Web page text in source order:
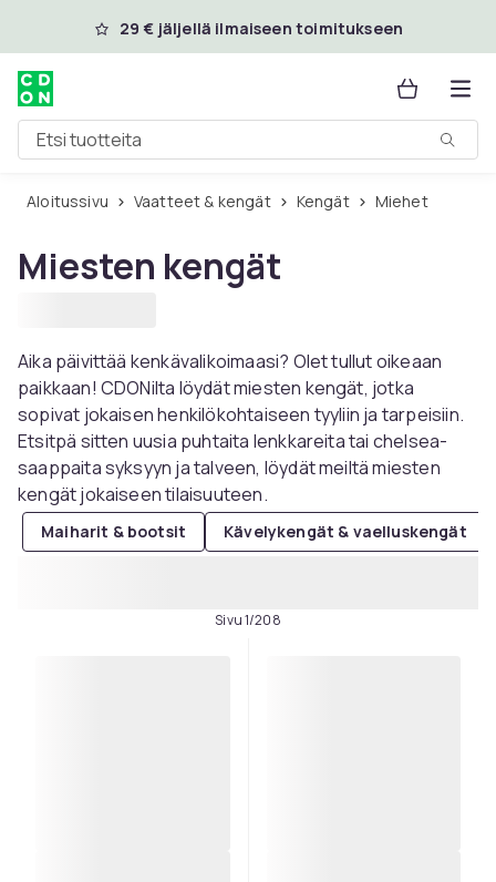
Ohita ja siirry pääsisältöön
29 € jäljellä ilmaiseen toimitukseen
Etsi tuotteita
Aloitussivu Vaatteet & kengät Kengät Miehet
Miesten kengät
Aika päivittää kenkävalikoimaasi? Olet tullut oikeaan
paikkaan! CDONilta löydät miesten kengät, jotka
sopivat jokaisen henkilökohtaiseen tyyliin ja tarpeisiin.
Etsitpä sitten uusia puhtaita lenkkareita tai chelsea-
saappaita syksyyn ja talveen, löydät meiltä miesten
kengät jokaiseen tilaisuuteen.
Maiharit & bootsit Kävelykengät & vaelluskengät
Sivu 1/208